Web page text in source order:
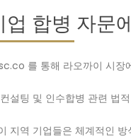
합병 자문
를 통해 라오까이 시
설팅 및 인수합병 관련 법
지역 기업들은 체계적인